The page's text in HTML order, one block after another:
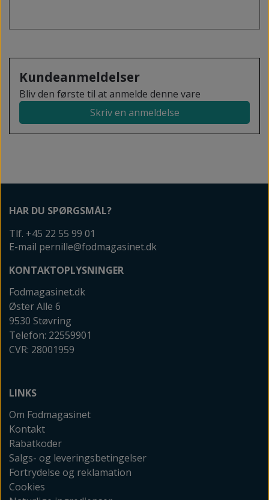
Kundeanmeldelser
Bliv den første til at anmelde denne vare
Skriv en anmeldelse
HAR DU SPØRGSMÅL?
Tlf. +45 22 55 99 01
E-mail pernille@fodmagasinet.dk
KONTAKTOPLYSNINGER
Fodmagasinet.dk
Øster Alle 6
9530 Støvring
Telefon: 22559901
CVR: 28001959
LINKS
Om Fodmagasinet
Kontakt
Rabatkoder
Salgs- og leveringsbetingelser
Fortrydelse og reklamation
Cookies